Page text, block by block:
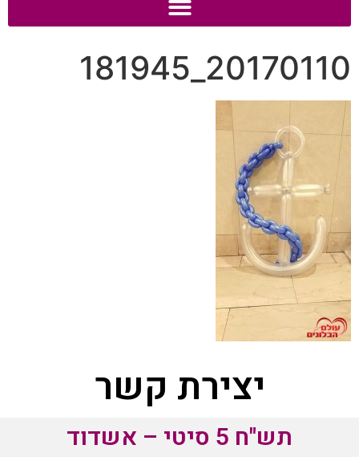
20170110_181945
יצירת קשר
תש"ח 5 סיטי – אשדוד